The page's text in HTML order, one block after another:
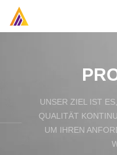
UNSER ZIEL IST
QUALITÄT
UM IHREN